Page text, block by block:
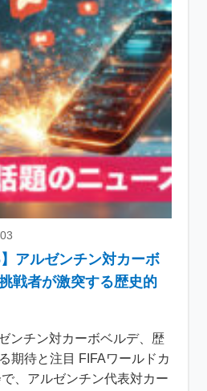
】アルゼンチン対カーボ
戦者が激突する歴史的
ンチン対カーボベルデ、歴
期待と注目 FIFAワールドカ
、アルゼンチン代表対カー